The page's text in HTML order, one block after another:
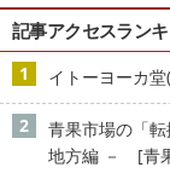
記事アクセスラン
イトーヨーカ
青果市場の「
地方編 － [青